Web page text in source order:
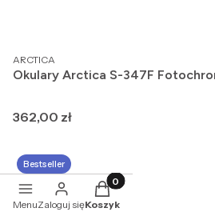
PRODUCENT
ARCTICA
Okulary Arctica S-347F
Cena
362,00 zł
Bestseller
MenuZaloguj się
Produkty w koszyku:
Koszyk